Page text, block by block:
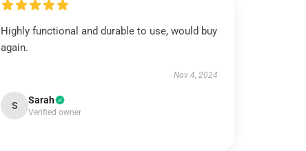
Highly functional and durable to use, would buy
again.
Nov 4, 2024
S Sarah
Verified owner